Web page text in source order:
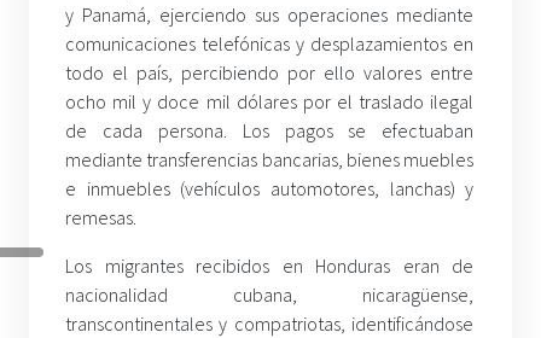
y Panamá, ejerciendo sus operaciones mediante
comunicaciones telefónicas y desplazamientos en
todo el país, percibiendo por ello valores entre
ocho mil y doce mil dólares por el traslado ilegal
de cada persona. Los pagos se efectuaban
mediante transferencias bancarias, bienes muebles
e inmuebles (vehículos automotores, lanchas) y
remesas.
Los migrantes recibidos en Honduras eran de
nacionalidad cubana, nicaragüense,
transcontinentales y compatriotas, identificándose